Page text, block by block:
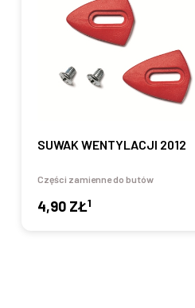
SUWAK WENTYLACJI 2012
Części zamienne do butów
4,90 ZŁ1